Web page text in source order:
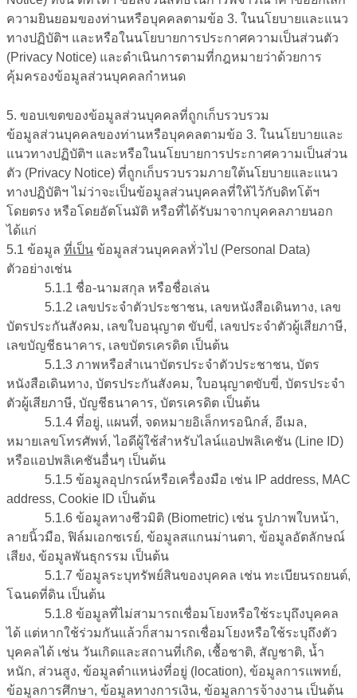
ความยินยอมของท่านหรือบุคคลตามข้อ 3. ในนโยบายและแนว
ทางปฏิบัติฯ และหรือในนโยบายการประกาศความเป็นส่วนตัว
(Privacy Notice) และดำเนินการตามที่กฎหมายว่าด้วยการ
คุ้มครองข้อมูลส่วนบุคคลกำหนด
5. ขอบเขตของข้อมูลส่วนบุคคลที่ถูกเก็บรวบรวม
ข้อมูลส่วนบุคคลของท่านหรือบุคคลตามข้อ 3. ในนโยบายและ
แนวทางปฏิบัติฯ และหรือในนโยบายการประกาศความเป็นส่วน
ตัว (Privacy Notice) ที่ถูกเก็บรวบรวมภายใต้นโยบายและแนว
ทางปฏิบัติฯ ไม่ว่าจะเป็นข้อมูลส่วนบุคคลที่ให้ไว้กับดิทโต้ฯ
โดยตรง หรือโดยอัตโนมัติ หรือที่ได้รับมาจากบุคคลภายนอก
ได้แก่
5.1 ข้อมูล ที่เป็น ข้อมูลส่วนบุคคลทั่วไป (Personal Data)
ตัวอย่างเช่น
5.1.1 ชื่อ-นามสกุล หรือชื่อเล่น
5.1.2 เลขประจำตัวประชาชน, เลขหนังสือเดินทาง, เลข
บัตรประกันสังคม, เลขใบอนุญาต ขับขี่, เลขประจำตัวผู้เสียภาษี,
เลขบัญชีธนาคาร, เลขบัตรเครดิต เป็นต้น
5.1.3 ภาพหรือสำเนาบัตรประจำตัวประชาชน, บัตร
หนังสือเดินทาง, บัตรประกันสังคม, ใบอนุญาตขับขี่, บัตรประจำ
ตัวผู้เสียภาษี, บัญชีธนาคาร, บัตรเครดิต เป็นต้น
5.1.4 ที่อยู่, แผนที่, จดหมายอิเล็กทรอนิกส์, อีเมล,
หมายเลขโทรศัพท์, ไอดีผู้ใช้สำหรับไลน์แอปพลิเคชัน (Line ID)
หรือแอปพลิเคชันอื่นๆ เป็นต้น
5.1.5 ข้อมูลอุปกรณ์หรือเครื่องมือ เช่น IP address, MAC
address, Cookie ID เป็นต้น
5.1.6 ข้อมูลทางชีวมิติ (Biometric) เช่น รูปภาพใบหน้า,
ลายนิ้วมือ, ฟิล์มเอกซเรย์, ข้อมูลสแกนม่านตา, ข้อมูลอัตลักษณ์
เสียง, ข้อมูลพันธุกรรม เป็นต้น
5.1.7 ข้อมูลระบุทรัพย์สินของบุคคล เช่น ทะเบียนรถยนต์,
โฉนดที่ดิน เป็นต้น
5.1.8 ข้อมูลที่ไม่สามารถเชื่อมโยงหรือใช้ระบุถึงบุคคล
ได้ แต่หากใช้ร่วมกันแล้วก็สามารถเชื่อมโยงหรือใช้ระบุถึงตัว
บุคคลได้ เช่น วันเกิดและสถานที่เกิด, เชื้อชาติ, สัญชาติ, น้ำ
หนัก, ส่วนสูง, ข้อมูลตำแหน่งที่อยู่ (location), ข้อมูลการแพทย์,
ข้อมูลการศึกษา, ข้อมูลทางการเงิน, ข้อมูลการจ้างงาน เป็นต้น